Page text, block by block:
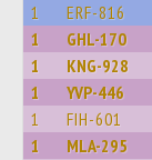
1 ERF-816
1 GHL-170
1 KNG-928
1 YVP-446
1 FIH-601
1 MLA-295